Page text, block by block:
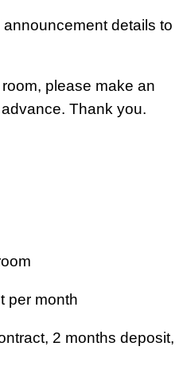
details to
please make an
Thank you.
per month
2 months deposit,